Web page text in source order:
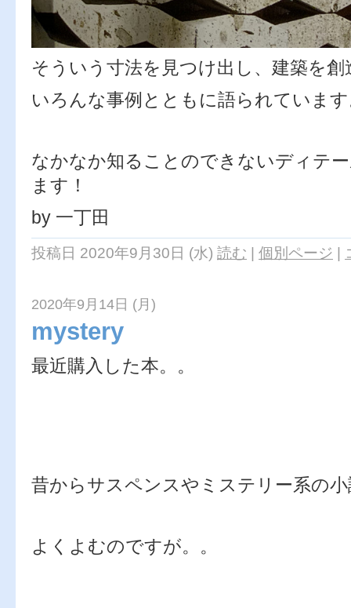
そういう寸法を見つけ出し、建築を
いろんな事例とともに語られていま
なかなか知ることのできないディテ
ます！
by 一丁田
投稿日 2020年9月30日 (水) 読む | 個別ページ |
2020年9月14日 (月)
mystery
最近購入した本。。
昔からサスペンスやミステリー系の
よくよむのですが。。